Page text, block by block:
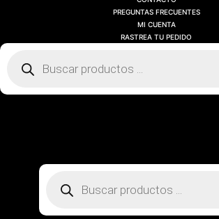
PREGUNTAS FRECUENTES
MI CUENTA
RASTREA TU PEDIDO
Búsqueda
Búsqueda